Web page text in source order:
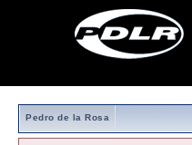
Pedro de la Rosa